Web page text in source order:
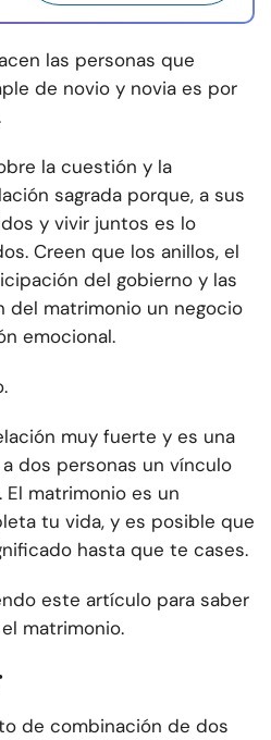
las personas que
de novio y novia es por
la cuestión y la
sagrada porque, a sus
y vivir juntos es lo
Creen que los anillos, el
del gobierno y las
del matrimonio un negocio
emocional.
muy fuerte y es una
dos personas un vínculo
matrimonio es un
tu vida, y es posible que
hasta que te cases.
este artículo para saber
matrimonio.
de combinación de dos